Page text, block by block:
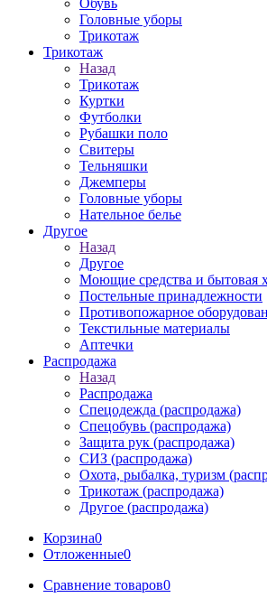
Обувь
Головные уборы
Трикотаж
Трикотаж
Назад
Трикотаж
Куртки
Футболки
Рубашки поло
Свитеры
Тельняшки
Джемперы
Головные уборы
Нательное белье
Другое
Назад
Другое
Моющие средства и бытовая
Постельные принадлежности
Противопожарное
Текстильные материалы
Аптечки
Распродажа
Назад
Распродажа
Спецодежда (распродажа)
Спецобувь (распродажа)
Защита рук (распродажа)
СИЗ (распродажа)
Охота, рыбалка, туризм
Трикотаж (распродажа)
Другое (распродажа)
Корзина0
Отложенные0
Сравнение товаров0